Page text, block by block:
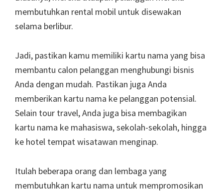
membutuhkan rental mobil untuk disewakan
selama berlibur.
Jadi, pastikan kamu memiliki kartu nama yang bisa
membantu calon pelanggan menghubungi bisnis
Anda dengan mudah. Pastikan juga Anda
memberikan kartu nama ke pelanggan potensial.
Selain tour travel, Anda juga bisa membagikan
kartu nama ke mahasiswa, sekolah-sekolah, hingga
ke hotel tempat wisatawan menginap.
Itulah beberapa orang dan lembaga yang
membutuhkan kartu nama untuk mempromosikan